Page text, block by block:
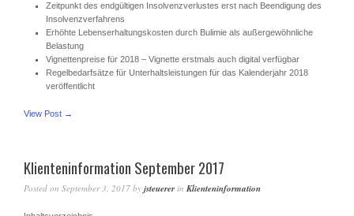
Zeitpunkt des endgültigen Insolvenzverlustes erst nach Beendigung des
Insolvenzverfahrens
Erhöhte Lebenserhaltungskosten durch Bulimie als außergewöhnliche
Belastung
Vignettenpreise für 2018 – Vignette erstmals auch digital verfügbar
Regelbedarfsätze für Unterhaltsleistungen für das Kalenderjahr 2018
veröffentlicht
View Post →
Klienteninformation September 2017
Posted on September 3, 2017 by jsteuerer in Klienteninformation